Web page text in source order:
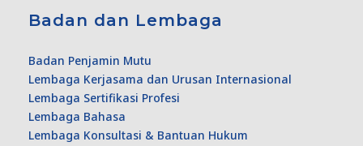
Badan dan Lembaga
Badan Penjamin Mutu
Lembaga Kerjasama dan Urusan Internasional
Lembaga Sertifikasi Profesi
Lembaga Bahasa
Lembaga Konsultasi & Bantuan Hukum